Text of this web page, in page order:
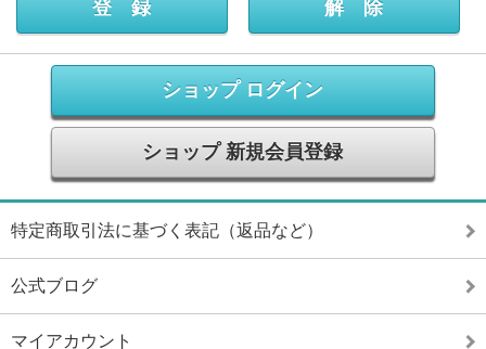
ショップ ログイン
ショップ 新規会員登録
特定商取引法に基づく表記（返品など）
公式ブログ
マイアカウント